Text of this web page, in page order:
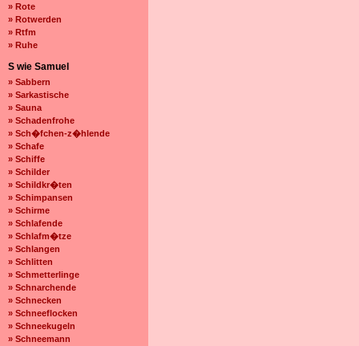
» Rote
» Rotwerden
» Rtfm
» Ruhe
S wie Samuel
» Sabbern
» Sarkastische
» Sauna
» Schadenfrohe
» Sch�fchen-z�hlende
» Schafe
» Schiffe
» Schilder
» Schildkr�ten
» Schimpansen
» Schirme
» Schlafende
» Schlafm�tze
» Schlangen
» Schlitten
» Schmetterlinge
» Schnarchende
» Schnecken
» Schneeflocken
» Schneekugeln
» Schneemann